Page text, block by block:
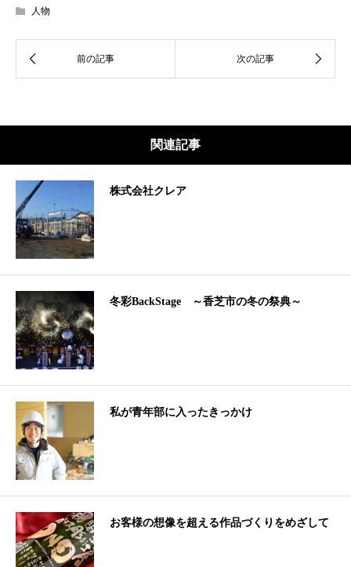
人物
関連記事
株式会社クレア
冬彩BackStage ～香芝市の冬の祭典～
私が青年部に入ったきっかけ
お客様の想像を超える作品づくりをめざして